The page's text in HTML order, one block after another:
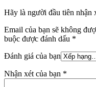
Hãy là người đầu tiên
Email của bạn sẽ không
buộc được đánh dấu *
Đánh giá của bạn
Nhận xét của bạn *